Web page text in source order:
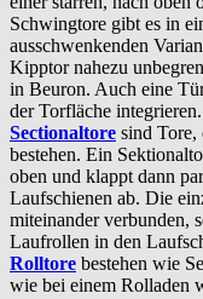
Schwingtore gibt es in
ausschwenkenden
Kipptor nahezu
in Beuron. Auch eine
der Torfläche integrieren.
Sectionaltore sind Tore,
bestehen. Ein
oben und klappt dann
Laufschienen ab. Die
miteinander verbunden,
Laufrollen in den
Rolltore bestehen wie
wie bei einem Rolladen